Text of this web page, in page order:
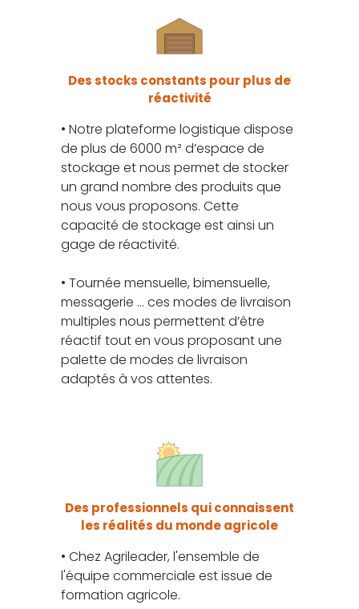
Des stocks constants pour plus de
réactivité
• Notre plateforme logistique dispose
de plus de 6000 m² d’espace de
stockage et nous permet de stocker
un grand nombre des produits que
nous vous proposons. Cette
capacité de stockage est ainsi un
gage de réactivité.
• Tournée mensuelle, bimensuelle,
messagerie … ces modes de livraison
multiples nous permettent d’être
réactif tout en vous proposant une
palette de modes de livraison
adaptés à vos attentes.
Des professionnels qui connaissent
les réalités du monde agricole
• Chez Agrileader, l'ensemble de
l'équipe commerciale est issue de
formation agricole.